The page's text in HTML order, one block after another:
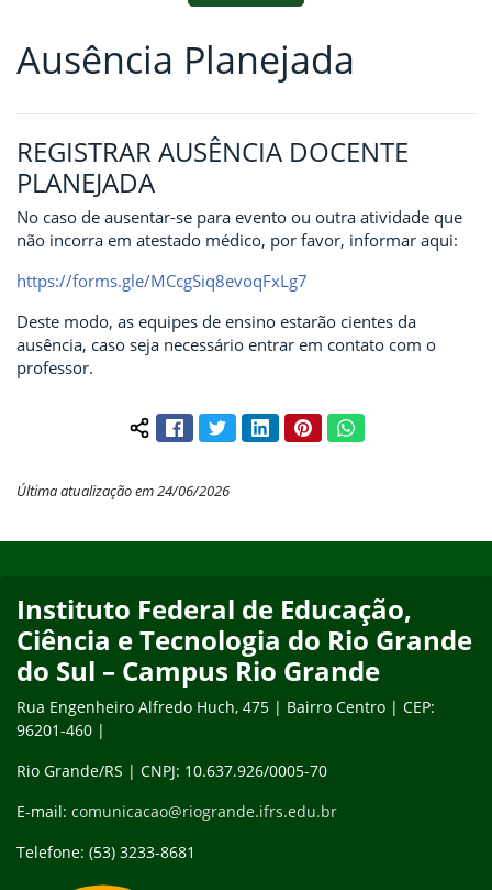
Fim da navegação
Início do conteúdo
Ausência Planejada
REGISTRAR AUSÊNCIA DOCENTE
PLANEJADA
No caso de ausentar-se para evento ou outra atividade que
não incorra em atestado médico, por favor, informar aqui:
https://forms.gle/MCcgSiq8evoqFxLg7
Deste modo, as equipes de ensino estarão cientes da
ausência, caso seja necessário entrar em contato com o
professor.
Compartilhar conteúdo:
FacebookTwitterLinkedInPinterestWhatsApp
Última atualização em 24/06/2026
Instituto Federal de Educação,
Ciência e Tecnologia do Rio Grande
do Sul – Campus Rio Grande
Rua Engenheiro Alfredo Huch, 475 | Bairro Centro | CEP:
96201-460 |
Rio Grande/RS | CNPJ: 10.637.926/0005-70
E-mail: comunicacao@riogrande.ifrs.edu.br
Telefone: (53) 3233-8681